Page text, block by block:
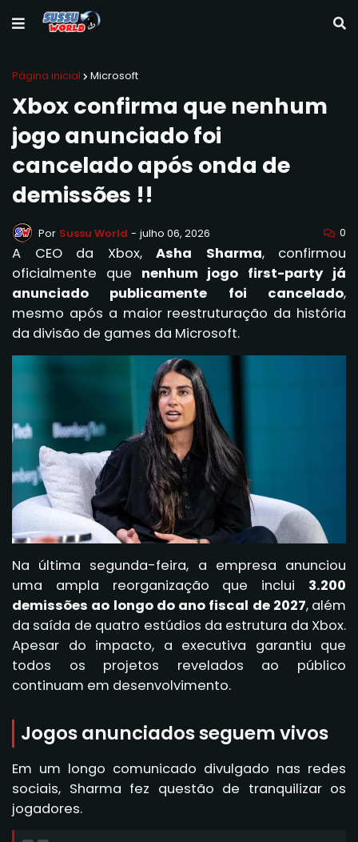
Página inicial Microsoft
Xbox confirma que nenhum
jogo anunciado foi
cancelado após onda de
demissões !!
Por Sussu World - julho 06, 2026 0
A CEO da Xbox, Asha Sharma, confirmou
oficialmente que nenhum jogo first-party já
anunciado publicamente foi cancelado,
mesmo após a maior reestruturação da história
da divisão de games da Microsoft.
Na última segunda-feira, a empresa anunciou
uma ampla reorganização que inclui 3.200
demissões ao longo do ano fiscal de 2027, além
da saída de quatro estúdios da estrutura da Xbox.
Apesar do impacto, a executiva garantiu que
todos os projetos revelados ao público
continuam em desenvolvimento.
Jogos anunciados seguem vivos
Em um longo comunicado divulgado nas redes
sociais, Sharma fez questão de tranquilizar os
jogadores.